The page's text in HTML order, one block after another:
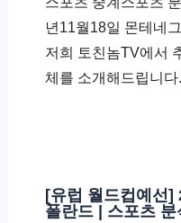
년11월18일 몬테네
저희 토친놈TV에서
체를 소개해드립니
[유럽 월드컵예선]
폴란드 | 스포츠